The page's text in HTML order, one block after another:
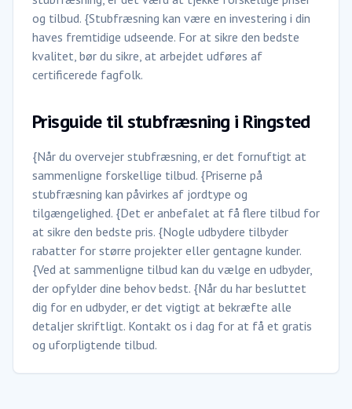
og tilbud. {Stubfræsning kan være en investering i din
haves fremtidige udseende. For at sikre den bedste
kvalitet, bør du sikre, at arbejdet udføres af
certificerede fagfolk.
Prisguide til stubfræsning i Ringsted
{Når du overvejer stubfræsning, er det fornuftigt at
sammenligne forskellige tilbud. {Priserne på
stubfræsning kan påvirkes af jordtype og
tilgængelighed. {Det er anbefalet at få flere tilbud for
at sikre den bedste pris. {Nogle udbydere tilbyder
rabatter for større projekter eller gentagne kunder.
{Ved at sammenligne tilbud kan du vælge en udbyder,
der opfylder dine behov bedst. {Når du har besluttet
dig for en udbyder, er det vigtigt at bekræfte alle
detaljer skriftligt. Kontakt os i dag for at få et gratis
og uforpligtende tilbud.